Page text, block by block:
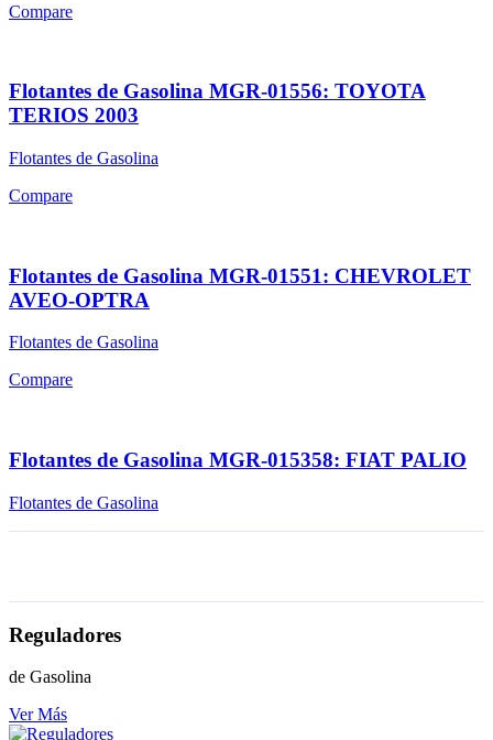
Compare
Flotantes de Gasolina MGR-01556: TOYOTA
TERIOS 2003
Flotantes de Gasolina
Compare
Flotantes de Gasolina MGR-01551: CHEVROLET
AVEO-OPTRA
Flotantes de Gasolina
Compare
Flotantes de Gasolina MGR-015358: FIAT PALIO
Flotantes de Gasolina
Reguladores
de Gasolina
Ver Más